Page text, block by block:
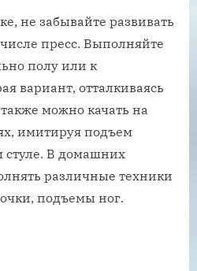
не забывайте развивать
пресс. Выполняйте
полу или к
вариант, отталкиваясь
можно качать на
имитируя подъем
стуле. В домашних
различные техники
подъемы ног.